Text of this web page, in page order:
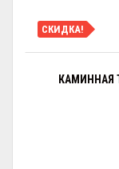
СКИДКА!
КАМИННАЯ